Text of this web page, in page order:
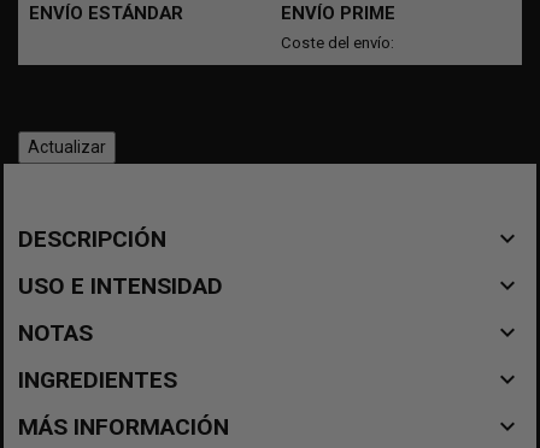
ENVÍO ESTÁNDAR ENVÍO PRIME
Coste del envío:
DESCRIPCIÓN navigate_before
USO E INTENSIDAD navigate_before
NOTAS navigate_before
INGREDIENTES navigate_before
MÁS INFORMACIÓN navigate_before